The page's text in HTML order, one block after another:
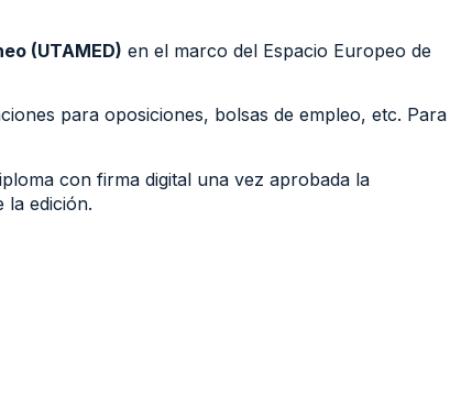
(UTAMED) en el marco del Espacio Europeo de
para oposiciones, bolsas de empleo, etc. Para
con firma digital una vez aprobada la
la edición.